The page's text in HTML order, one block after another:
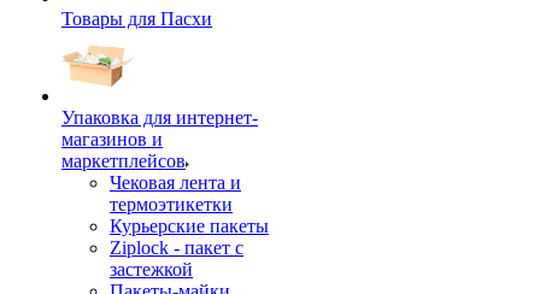
Товары для Пасхи
Упаковка для интернет-
магазинов и
маркетплейсов
Чековая лента и
термоэтикетки
Курьерские пакеты
Ziplock - пакет с
застежкой